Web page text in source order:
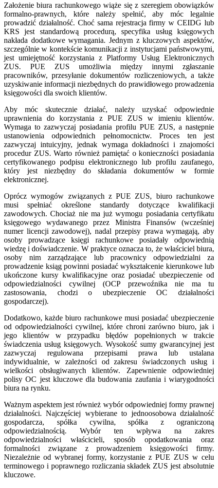
Założenie biura rachunkowego wiąże się z szeregiem obowiązków
formalno-prawnych, które należy spełnić, aby móc legalnie
prowadzić działalność. Choć sama rejestracja firmy w CEIDG lub
KRS jest standardową procedurą, specyfika usług księgowych
nakłada dodatkowe wymagania. Jednym z kluczowych aspektów,
szczególnie w kontekście komunikacji z instytucjami państwowymi,
jest umiejętność korzystania z Platformy Usług Elektronicznych
ZUS. PUE ZUS umożliwia między innymi zgłaszanie
pracowników, przesyłanie dokumentów rozliczeniowych, a także
uzyskiwanie informacji niezbędnych do prawidłowego prowadzenia
księgowości dla swoich klientów.
Aby móc skutecznie działać, należy uzyskać odpowiednie
uprawnienia do korzystania z PUE ZUS w imieniu klientów.
Wymaga to zazwyczaj posiadania profilu PUE ZUS, a następnie
ustanowienia odpowiednich pełnomocnictw. Proces ten jest
zazwyczaj intuicyjny, jednak wymaga dokładności i znajomości
procedur ZUS. Warto również pamiętać o konieczności posiadania
certyfikowanego podpisu elektronicznego lub profilu zaufanego,
który jest niezbędny do składania dokumentów w formie
elektronicznej.
Oprócz wymogów związanych z PUE ZUS, biuro rachunkowe
musi spełniać określone standardy dotyczące kwalifikacji
zawodowych. Chociaż nie ma już wymogu posiadania certyfikatu
księgowego wydawanego przez Ministra Finansów (wcześniej
numer licencji zawodowej), nadal przepisy prawa wymagają, aby
osoby prowadzące księgi rachunkowe posiadały odpowiednią
wiedzę i doświadczenie. W praktyce oznacza to, że właściciel biura,
osoby nim zarządzające lub pracownicy odpowiedzialni za
prowadzenie ksiąg powinni posiadać wykształcenie kierunkowe lub
ukończone kursy kwalifikacyjne oraz posiadać ubezpieczenie od
odpowiedzialności cywilnej (OCP przewoźnika nie ma tu
zastosowania, chodzi o ubezpieczenie OC działalności
gospodarczej).
Dodatkowo, każde biuro rachunkowe musi posiadać ubezpieczenie
od odpowiedzialności cywilnej, które chroni zarówno biuro, jak i
jego klientów w przypadku błędów popełnionych w trakcie
świadczenia usług księgowych. Wysokość sumy gwarancyjnej jest
zazwyczaj regulowana przepisami prawa lub ustalana
indywidualnie, w zależności od zakresu świadczonych usług i
wielkości obsługiwanych klientów. Zapewnienie odpowiedniej
polisy OC jest kluczowe dla budowania zaufania i wiarygodności
biura na rynku.
Ważnym aspektem jest również wybór odpowiedniej formy prawnej
działalności. Najczęściej wybierane to jednoosobowa działalność
gospodarcza, spółka cywilna, spółka z ograniczoną
odpowiedzialnością. Wybór ten wpływa na zakres
odpowiedzialności właścicieli, sposób opodatkowania oraz
formalności związane z prowadzeniem księgowości firmy.
Niezależnie od wybranej formy, korzystanie z PUE ZUS w celu
terminowego i poprawnego rozliczania składek ZUS jest absolutnie
kluczowe.